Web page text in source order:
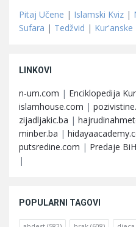
Pitaj Učene | Islamski Kviz |
Sufara | Tedžvid | Kur'anske
LINKOVI
n-um.com | Enciklopedija
islamhouse.com |
zijadljakic.ba |
minber.ba |
putsredine.com | Predaje
|
POPULARNI TAGOVI